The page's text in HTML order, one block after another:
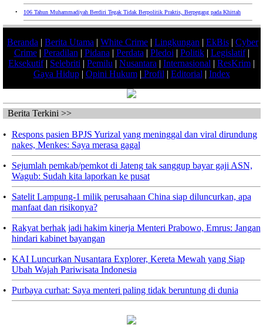
• 106 Tahun Muhammadiyah Berdiri Tegak Tidak Berpolitik Praktis, Berpegang pada Khittah
Beranda | Berita Utama | White Crime | Lingkungan | EkBis | Cyber
Crime| Peradilan | Pidana | Perdata | Pledoi | Politik| Legislatif|
Eksekutif| Selebriti | Pemilu | Nusantara | Internasional | ResKrim |
Gaya Hidup| Opini Hukum| Profil | Editorial | Index
Berita Terkini >>
• Respons pasien BPJS Yurizal yang meninggal dan viral dirundung
nakes, Menkes: Saya merasa gagal
•
Sejumlah pemkab/pemkot di Jateng tak sanggup bayar gaji ASN,
Wagub: Sudah kita laporkan ke pusat
•
Satelit Lampung-1 milik perusahaan China siap diluncurkan, apa
manfaat dan risikonya?
• Rakyat berhak jadi hakim kinerja Menteri Prabowo, Emrus: Jangan
hindari kabinet bayangan
• KAI Luncurkan Nusantara Explorer, Kereta Mewah yang Siap
Ubah Wajah Pariwisata Indonesia
• Purbaya curhat: Saya menteri paling tidak beruntung di dunia